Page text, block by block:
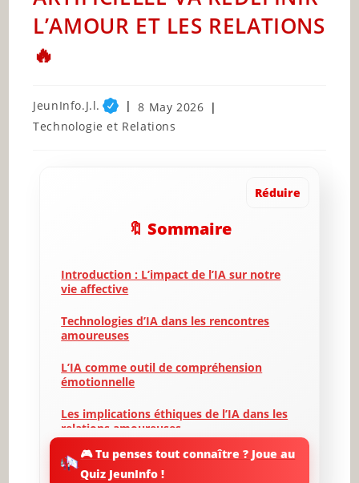
L’AMOUR ET LES RELATIONS
🔥
Post
author:
JeunInfo.J.l.
Post
published:
8 May 2026
Post
Technologie et Relations
Réduire
🔖 Sommaire
Introduction : L’impact de l’IA sur notre
vie affective
Technologies d’IA dans les rencontres
amoureuses
L’IA comme outil de compréhension
émotionnelle
Les implications éthiques de l’IA dans les
relations amoureuses
L’avenir des interactions humaines à l’ère
de l’IA
🎮 Tu penses tout connaître ? Joue au
Quiz JeunInfo !